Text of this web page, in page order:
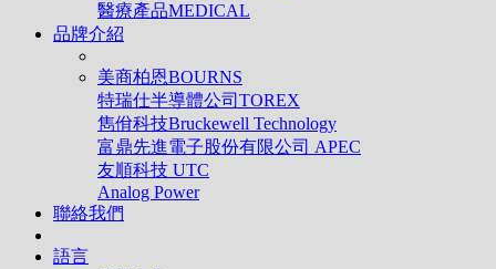
醫療產品MEDICAL
品牌介紹
美商柏恩BOURNS
特瑞仕半導體公司TOREX
雋佾科技Bruckewell Technology
富鼎先進電子股份有限公司 APEC
友順科技 UTC
Analog Power
聯絡我們
語言